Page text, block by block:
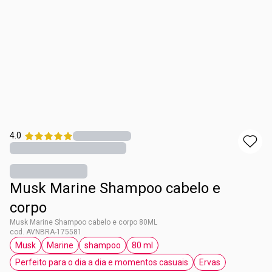
4.0
Musk Marine Shampoo cabelo e
corpo
Musk Marine Shampoo cabelo e corpo 80ML
cod. AVNBRA-175581
etiqueta Musk
Musk
etiqueta Marine
Marine
etiqueta shampoo
shampoo
etiqueta 80 ml
80 ml
etiqueta Perfeito para o dia a dia e
Perfeito para o dia a dia e momentos casuais
etiqueta Ervas
Ervas